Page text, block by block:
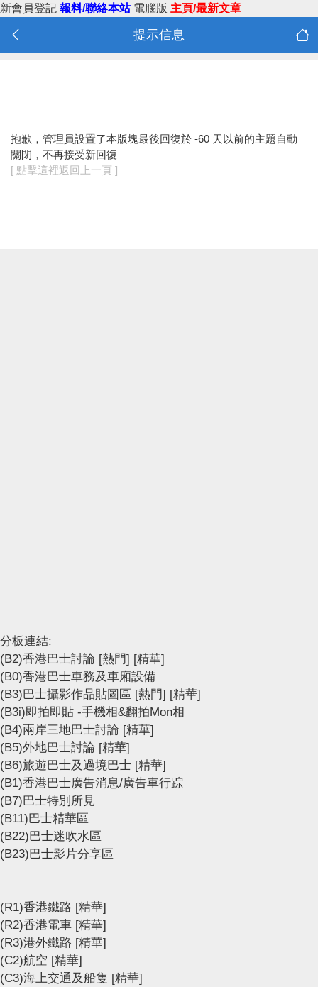
新會員登記 報料/聯絡本站 電腦版 主頁/最新文章
提示信息
抱歉，管理員設置了本版塊最後回復於 -60 天以前的主題自動
關閉，不再接受新回復
[ 點擊這裡返回上一頁 ]
分板連結:
(B2)香港巴士討論 [熱門] [精華]
(B0)香港巴士車務及車廂設備
(B3)巴士攝影作品貼圖區 [熱門] [精華]
(B3i)即拍即貼 -手機相&翻拍Mon相
(B4)兩岸三地巴士討論 [精華]
(B5)外地巴士討論 [精華]
(B6)旅遊巴士及過境巴士 [精華]
(B1)香港巴士廣告消息/廣告車行踪
(B7)巴士特別所見
(B11)巴士精華區
(B22)巴士迷吹水區
(B23)巴士影片分享區
(R1)香港鐵路 [精華]
(R2)香港電車 [精華]
(R3)港外鐵路 [精華]
(C2)航空 [精華]
(C3)海上交通及船隻 [精華]